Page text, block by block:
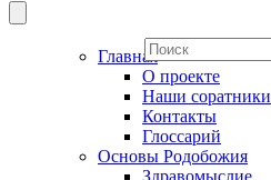
Главная
О проекте
Наши соратники
Контакты
Глоссарий
Основы Родобожия
Здравомыслие